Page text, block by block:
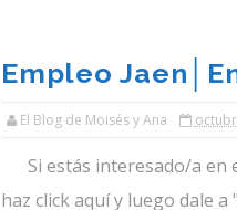
Empleo
Para Linares│el
Moises Y Ana
El Blog de Moisés y Ana
Si estás interesado/a en
haz click aquí y luego dale